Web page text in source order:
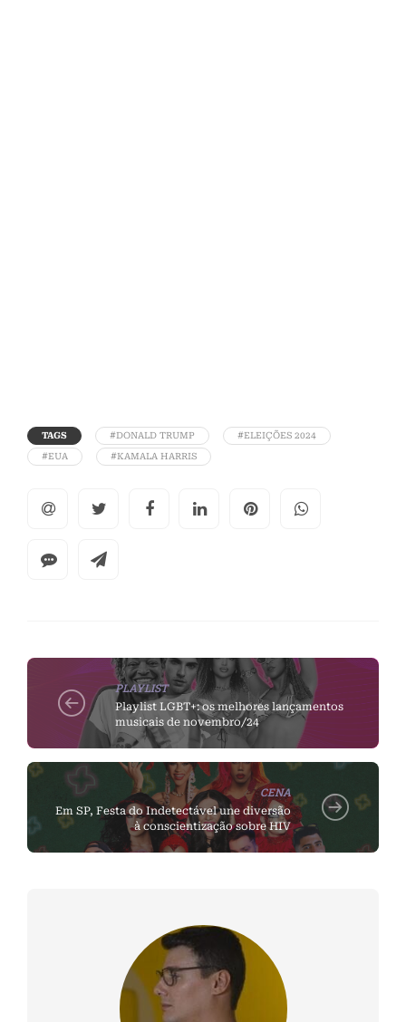
TAGS #DONALD TRUMP #ELEIÇÕES 2024
#EUA #KAMALA HARRIS
PLAYLIST
Playlist LGBT+: os melhores lançamentos
musicais de novembro/24
CENA
Em SP, Festa do Indetectável une diversão
à conscientização sobre HIV